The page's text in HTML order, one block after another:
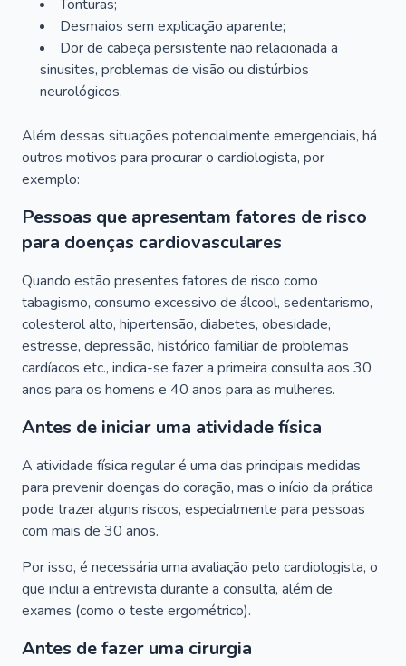
Tonturas;
Desmaios sem explicação aparente;
Dor de cabeça persistente não relacionada a
sinusites, problemas de visão ou distúrbios
neurológicos.
Além dessas situações potencialmente emergenciais, há
outros motivos para procurar o cardiologista, por
exemplo:
Pessoas que apresentam fatores de risco
para doenças cardiovasculares
Quando estão presentes fatores de risco como
tabagismo, consumo excessivo de álcool, sedentarismo,
colesterol alto, hipertensão, diabetes, obesidade,
estresse, depressão, histórico familiar de problemas
cardíacos etc., indica-se fazer a primeira consulta aos 30
anos para os homens e 40 anos para as mulheres.
Antes de iniciar uma atividade física
A atividade física regular é uma das principais medidas
para prevenir doenças do coração, mas o início da prática
pode trazer alguns riscos, especialmente para pessoas
com mais de 30 anos.
Por isso, é necessária uma avaliação pelo cardiologista, o
que inclui a entrevista durante a consulta, além de
exames (como o teste ergométrico).
Antes de fazer uma cirurgia